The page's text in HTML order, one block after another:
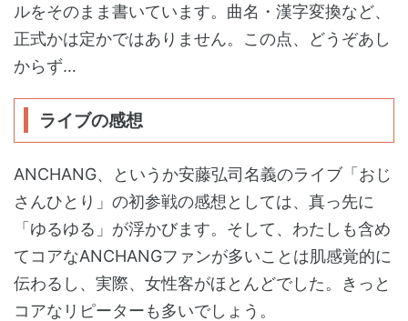
ルをそのまま書いています。曲名・漢字変換など、
正式かは定かではありません。この点、どうぞあし
からず…
ライブの感想
ANCHANG、というか安藤弘司名義のライブ「おじ
さんひとり」の初参戦の感想としては、真っ先に
「ゆるゆる」が浮かびます。そして、わたしも含め
てコアなANCHANGファンが多いことは肌感覚的に
伝わるし、実際、女性客がほとんどでした。きっと
コアなリピーターも多いでしょう。